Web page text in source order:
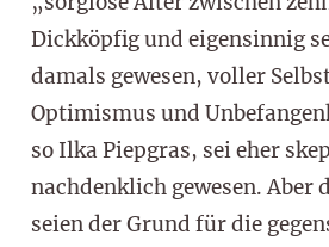
Dickköpfig und eigensinnig
damals gewesen, voller
Optimismus und
so Ilka Piepgras, sei eher
nachdenklich gewesen. Aber
seien der Grund für die